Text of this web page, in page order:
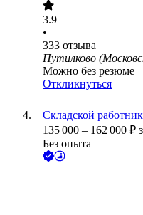
3.9
•
333 отзыва
Путилково
Можно без резюме
Откликнуться
Складской работник
135 000 – 162 000 ₽
Без опыта